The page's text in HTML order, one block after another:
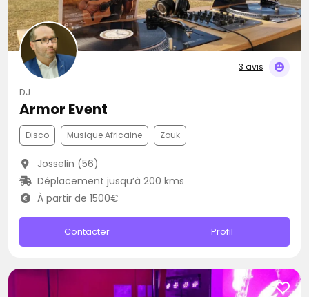
3 avis
DJ
Armor Event
Disco Musique Africaine Zouk
Josselin (56)
Déplacement jusqu’à 200 kms
À partir de 1500€
Contacter Profil